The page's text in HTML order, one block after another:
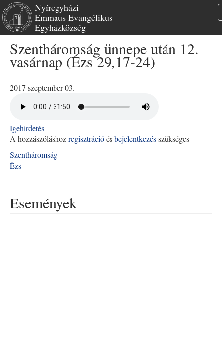
Ugrás
tartalomra
Nyíregyházi
Emmaus Evangélikus
Egyházközség
Szentháromság ünnepe után 12.
vasárnap (Ézs 29,17-24)
2017 szeptember 03.
Igehirdetés
A hozzászóláshozregisztrációésbejelentkezésszükséges
Szentháromság
Ézs
Események